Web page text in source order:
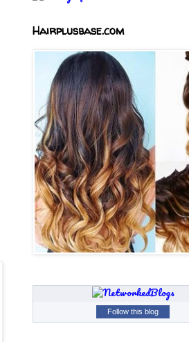
Hairplusbase.com
Follow this blog